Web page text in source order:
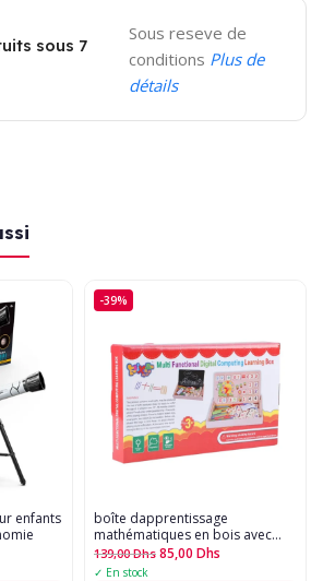
sous 7
Sous reseve de
conditions Plus de
détails
enfants
-39%
boîte dapprentissage
mathématiques en bois avec
tableau noir
139,00Dhs 85,00 Dhs
✓ En stock